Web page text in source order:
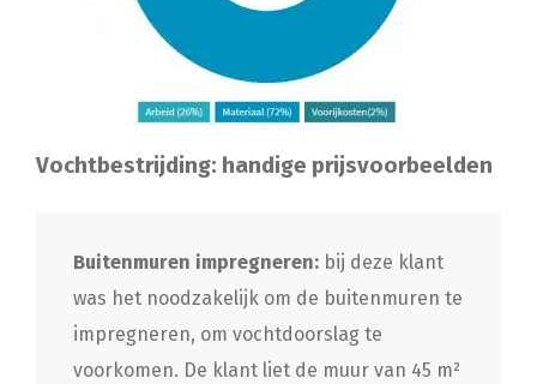
Vochtbestrijding: handige prijsvoorbeelden
Buitenmuren impregneren: bij deze klant
was het noodzakelijk om de buitenmuren te
impregneren, om vochtdoorslag te
voorkomen. De klant liet de muur van 45 m²